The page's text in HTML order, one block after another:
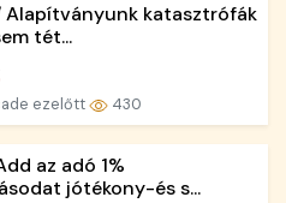
Alapítványunk katasztrófák
tét...
ezelőtt 430
az adó 1%
jótékony-és s...